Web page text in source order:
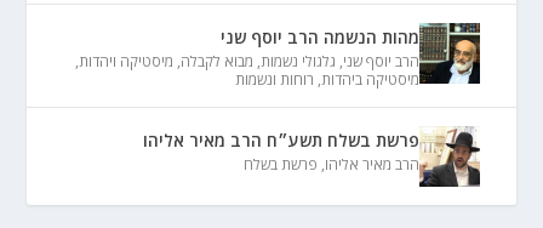
מהות הנשמה הרב יוסף שני
הרב יוסף שני, גלגולי נשמות, מבוא לקבלה, מיסטיקה ויהדות,
מיסטיקה ביהדות, רוחות ונשמות
פרשת בשלח תשע״ח הרב מאיר אליהו
הרב מאיר אליהו, פרשת בשלח